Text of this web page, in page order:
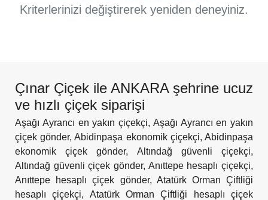
Kriterlerinizi değiştirerek yeniden deneyiniz.
Çınar Çiçek ile ANKARA şehrine ucuz
ve hızlı çiçek siparişi
Aşağı Ayrancı en yakın çiçekçi, Aşağı Ayrancı en yakın
çiçek gönder,Abidinpaşa ekonomik çiçekçi,Abidinpaşa
ekonomik çiçek gönder, Altındağ güvenli çiçekçi,
Altındağ güvenli çiçek gönder, Anıttepe hesaplı çiçekçi,
Anıttepe hesaplı çiçek gönder, Atatürk Orman Çiftliği
hesaplı çiçekçi, Atatürk Orman Çiftliği hesaplı çiçek